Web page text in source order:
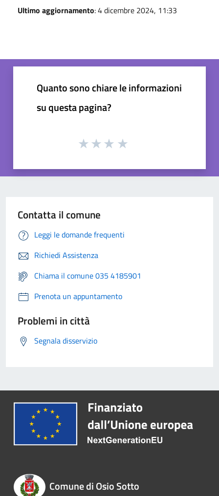
Ultimo aggiornamento: 4 dicembre 2024, 11:33
Quanto sono chiare le informazioni
su questa pagina?
Contatta il comune
Leggi le domande frequenti
Richiedi Assistenza
Chiama il comune 035 4185901
Prenota un appuntamento
Problemi in città
Segnala disservizio
Comune di Osio Sotto